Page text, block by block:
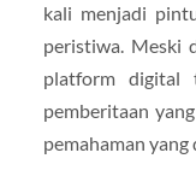
kali menjadi
peristiwa. Meski
platform digital
pemberitaan
pemahaman